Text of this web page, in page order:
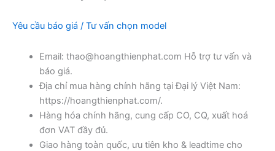
Yêu cầu báo giá / Tư vấn chọn model
Email: thao@hoangthienphat.com Hỗ trợ tư vấn và
báo giá.
Địa chỉ mua hàng chính hãng tại Đại lý Việt Nam:
https://hoangthienphat.com/.
Hàng hóa chính hãng, cung cấp CO, CQ, xuất hoá
đơn VAT đầy đủ.
Giao hàng toàn quốc, ưu tiên kho & leadtime cho